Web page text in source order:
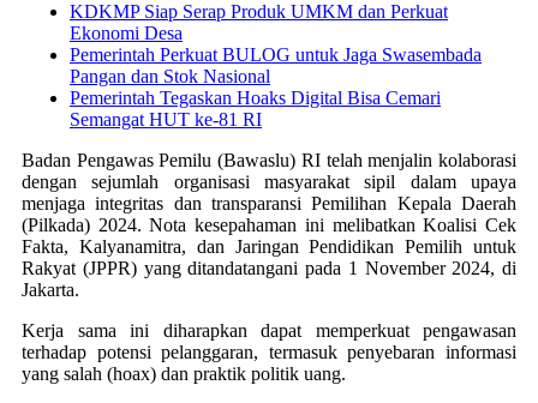
KDKMP Siap Serap Produk UMKM dan Perkuat
Ekonomi Desa
Pemerintah Perkuat BULOG untuk Jaga Swasembada
Pangan dan Stok Nasional
Pemerintah Tegaskan Hoaks Digital Bisa Cemari
Semangat HUT ke-81 RI
Badan Pengawas Pemilu (Bawaslu) RI telah menjalin kolaborasi
dengan sejumlah organisasi masyarakat sipil dalam upaya
menjaga integritas dan transparansi Pemilihan Kepala Daerah
(Pilkada) 2024. Nota kesepahaman ini melibatkan Koalisi Cek
Fakta, Kalyanamitra, dan Jaringan Pendidikan Pemilih untuk
Rakyat (JPPR) yang ditandatangani pada 1 November 2024, di
Jakarta.
Kerja sama ini diharapkan dapat memperkuat pengawasan
terhadap potensi pelanggaran, termasuk penyebaran informasi
yang salah (hoax) dan praktik politik uang.